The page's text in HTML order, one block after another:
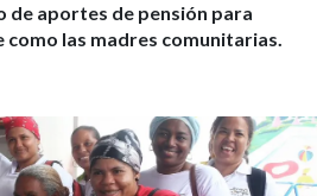
de aportes de pensión para
las madres comunitarias.